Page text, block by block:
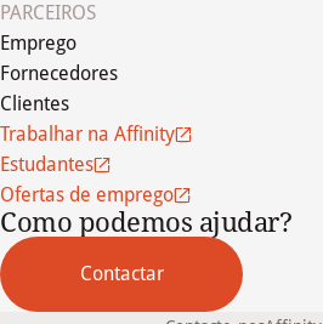
PARCEIROS
Emprego
Fornecedores
Clientes
Trabalhar na Affinity
Estudantes
Ofertas de emprego
Como podemos ajudar?
Contactar